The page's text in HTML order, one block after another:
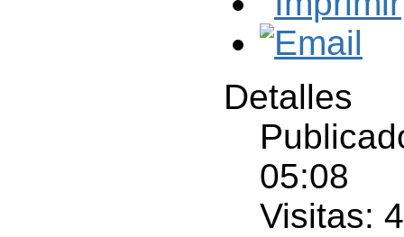
Detalles
05:08
Visitas: